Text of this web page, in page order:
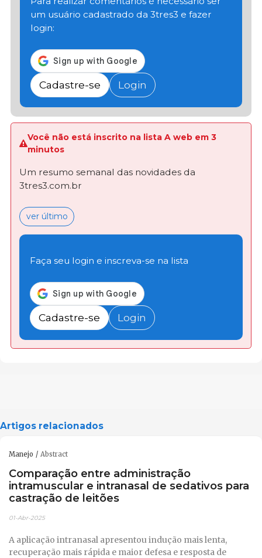
um usuário cadastrado da 3tres3 e fazer
login:
Cadastre-se Login
Você não está inscrito na lista A web em 3
minutos
Um resumo semanal das novidades da
3tres3.com.br
ver último
Faça seu login e inscreva-se na lista
Cadastre-se Login
Artigos relacionados
Manejo Abstract
Comparação entre administração
intramuscular e intranasal de sedativos para
castração de leitões
01-Abr-2025
A aplicação intranasal apresentou indução mais lenta,
recuperação mais rápida e maior defesa e resposta de